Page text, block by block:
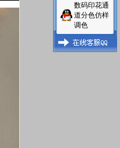
数码印花通
道分色仿样
调色